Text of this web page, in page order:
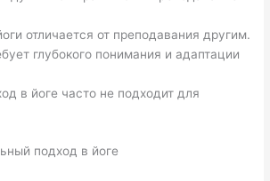
отличается от преподавания другим.
глубокого понимания и адаптации
в йоге часто не подходит для
подход в йоге